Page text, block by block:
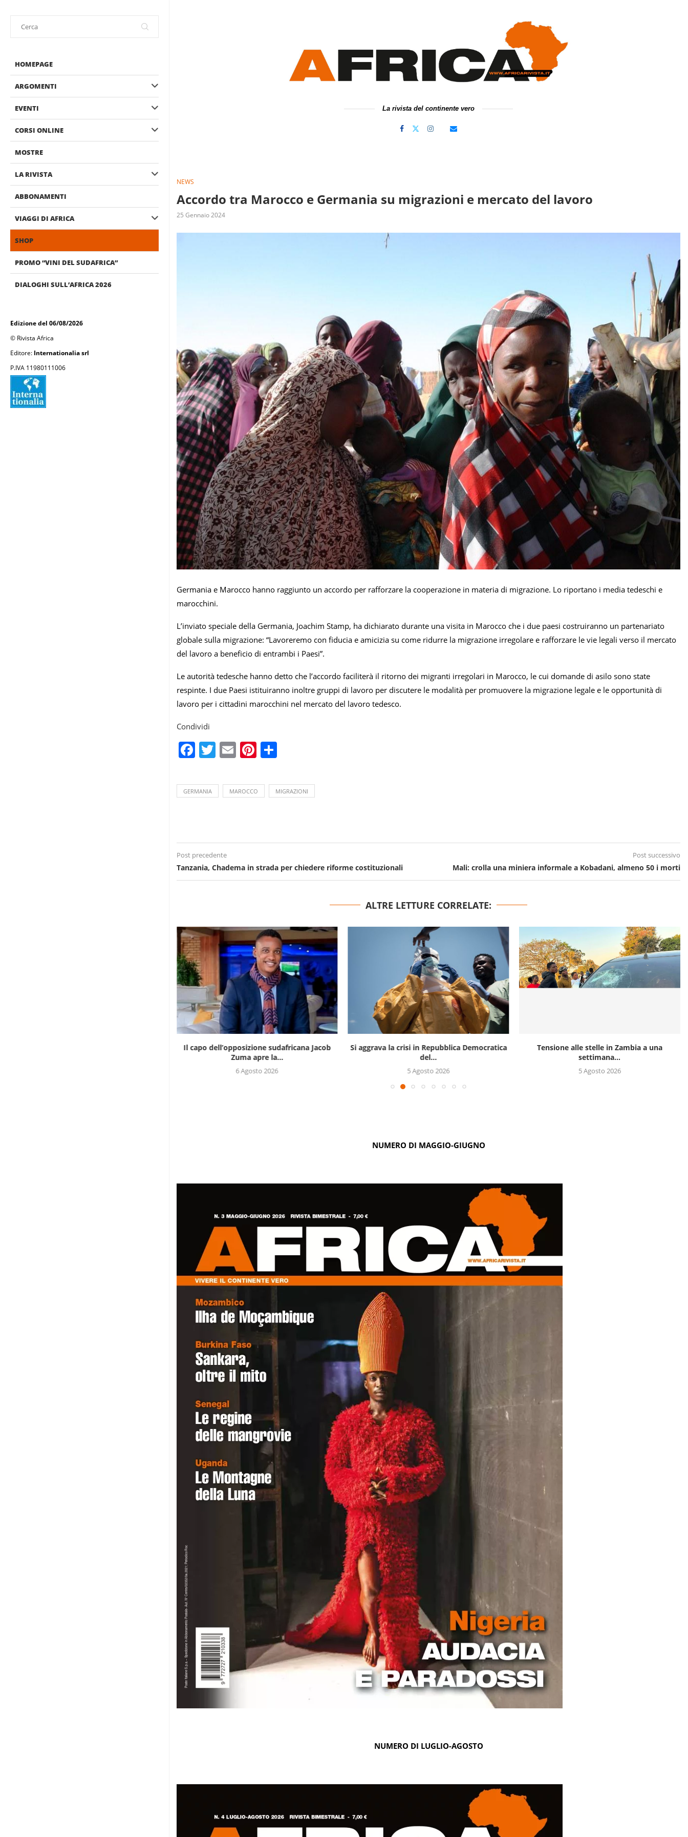
HOMEPAGE
ARGOMENTI
EVENTI
CORSI ONLINE
MOSTRE
LA RIVISTA
ABBONAMENTI
VIAGGI DI AFRICA
SHOP
PROMO “VINI DEL SUDAFRICA”
DIALOGHI SULL’AFRICA 2026
Edizione del 06/08/2026
© Rivista Africa
Editore: Internationalia srl
P.IVA 11980111006
La rivista del continente vero
NEWS
Accordo tra Marocco e Germania su migrazioni e mercato del lavoro
25 Gennaio 2024
Germania e Marocco hanno raggiunto un accordo per rafforzare la cooperazione in materia di migrazione. Lo riportano i media tedeschi e
marocchini.
L’inviato speciale della Germania, Joachim Stamp, ha dichiarato durante una visita in Marocco che i due paesi costruiranno un partenariato
globale sulla migrazione: “Lavoreremo con fiducia e amicizia su come ridurre la migrazione irregolare e rafforzare le vie legali verso il mercato
del lavoro a beneficio di entrambi i Paesi”.
Le autorità tedesche hanno detto che l’accordo faciliterà il ritorno dei migranti irregolari in Marocco, le cui domande di asilo sono state
respinte. I due Paesi istituiranno inoltre gruppi di lavoro per discutere le modalità per promuovere la migrazione legale e le opportunità di
lavoro per i cittadini marocchini nel mercato del lavoro tedesco.
Condividi
Facebook
Twitter
EmailPinterest
GERMANIA MAROCCO MIGRAZIONI
Post precedente
Tanzania, Chadema in strada per chiedere riforme costituzionali
Post successivo
Mali: crolla una miniera informale a Kobadani, almeno 50 i morti
ALTRE LETTURE CORRELATE:
Il capo dell’opposizione sudafricana Jacob
Zuma apre la...
6 Agosto 2026
Si aggrava la crisi in Repubblica Democratica
del...
5 Agosto 2026
Tensione alle stelle in Zambia a una
settimana...
5 Agosto 2026
NUMERO DI MAGGIO-GIUGNO
NUMERO DI LUGLIO-AGOSTO